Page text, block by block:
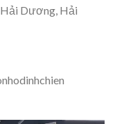
Hải Dương, Hải